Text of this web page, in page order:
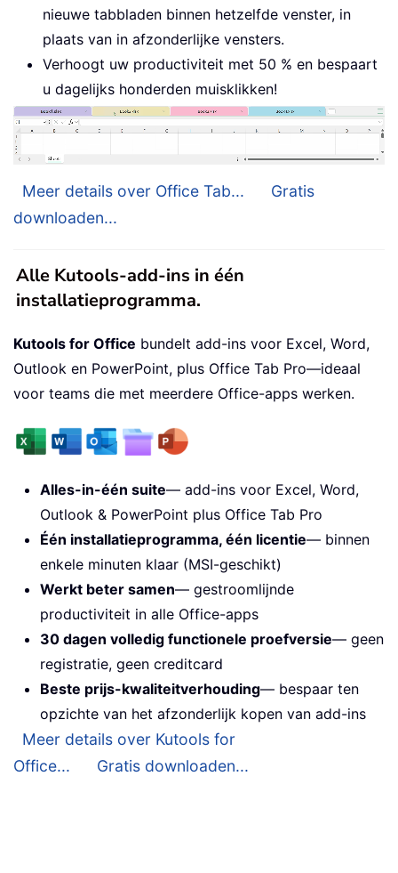
nieuwe tabbladen binnen hetzelfde venster, in
plaats van in afzonderlijke vensters.
Verhoogt uw productiviteit met 50 % en bespaart
u dagelijks honderden muisklikken!
Meer details over Office Tab...
Gratis
downloaden...
Alle Kutools-add-ins in één
installatieprogramma.
Kutools for Office bundelt add-ins voor Excel, Word,
Outlook en PowerPoint, plus Office Tab Pro—ideaal
voor teams die met meerdere Office-apps werken.
Alles-in-één suite— add-ins voor Excel, Word,
Outlook & PowerPoint plus Office Tab Pro
Één installatieprogramma, één licentie— binnen
enkele minuten klaar (MSI-geschikt)
Werkt beter samen— gestroomlijnde
productiviteit in alle Office-apps
30 dagen volledig functionele proefversie— geen
registratie, geen creditcard
Beste prijs-kwaliteitverhouding— bespaar ten
opzichte van het afzonderlijk kopen van add-ins
Meer details over Kutools for
Office...
Gratis downloaden...